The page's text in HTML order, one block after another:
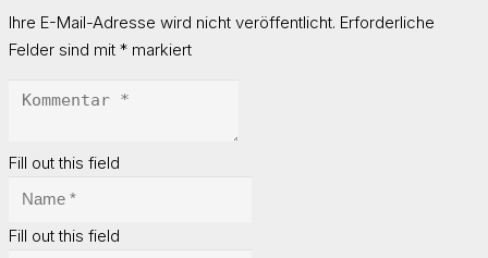
Ihre E-Mail-Adresse wird nicht veröffentlicht. Erforderliche
Felder sind mit * markiert
Fill out this field
Fill out this field